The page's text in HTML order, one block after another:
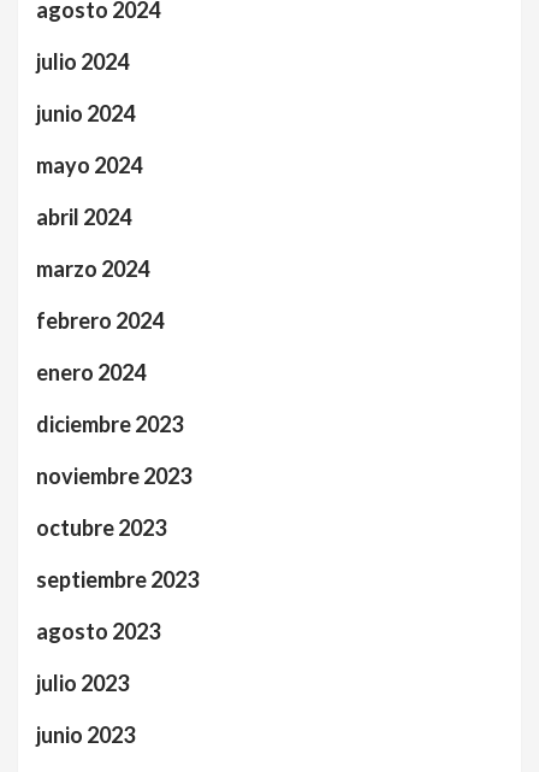
agosto 2024
julio 2024
junio 2024
mayo 2024
abril 2024
marzo 2024
febrero 2024
enero 2024
diciembre 2023
noviembre 2023
octubre 2023
septiembre 2023
agosto 2023
julio 2023
junio 2023